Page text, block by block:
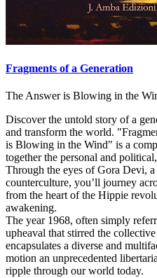
Fragments of a Generation
The Answer is Blowing in the
Discover the untold story of a
and transform the world.
is Blowing in the Wind" is a
together the personal and
Through the eyes of Gora Devi,
counterculture, you’ll journey
from the heart of the Hippie
awakening.
The year 1968, often simply
upheaval that stirred the
encapsulates a diverse and
motion an unprecedented
ripple through our world today.